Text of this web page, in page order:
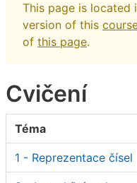
This page is located
version of this
of this page.
Cvičení
Téma
1 - Reprezentace čísel